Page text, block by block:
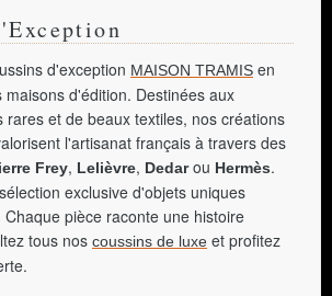
d'exception MAISON TRAMIS en
d'édition. Destinées aux
rares et de beaux textiles, nos créations
l'artisanat français à travers des
Frey, Lelièvre, Dedarou Hermès.
exclusive d'objets uniques
pièce raconte une histoire
tous nos coussins de luxe et profitez